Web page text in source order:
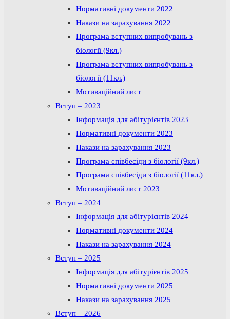
Нормативні документи 2022
Накази на зарахування 2022
Програма вступних випробувань з
біології (9кл.)
Програма вступних випробувань з
біології (11кл.)
Мотиваційний лист
Вступ – 2023
Інформація для абітурієнтів 2023
Нормативні документи 2023
Накази на зарахування 2023
Програма співбесіди з біології (9кл.)
Програма співбесіди з біології (11кл.)
Мотиваційний лист 2023
Вступ – 2024
Інформація для абітурієнтів 2024
Нормативні документи 2024
Накази на зарахування 2024
Вступ – 2025
Інформація для абітурієнтів 2025
Нормативні документи 2025
Накази на зарахування 2025
Вступ – 2026